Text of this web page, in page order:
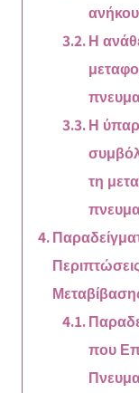
Η
Η
τη
που